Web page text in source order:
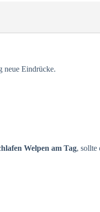
neue Eindrücke.
Welpen am Tag, sollte